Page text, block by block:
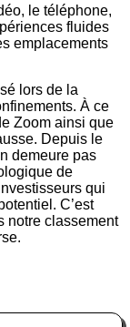
le téléphone,
fluides
emplacements
lors de la
À ce
Zoom ainsi que
Depuis le
demeure pas
de
qui
C’est
notre classement